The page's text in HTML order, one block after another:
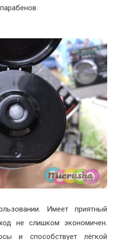
Имеет приятный
не слишком экономичен.
и способствует лёгкой